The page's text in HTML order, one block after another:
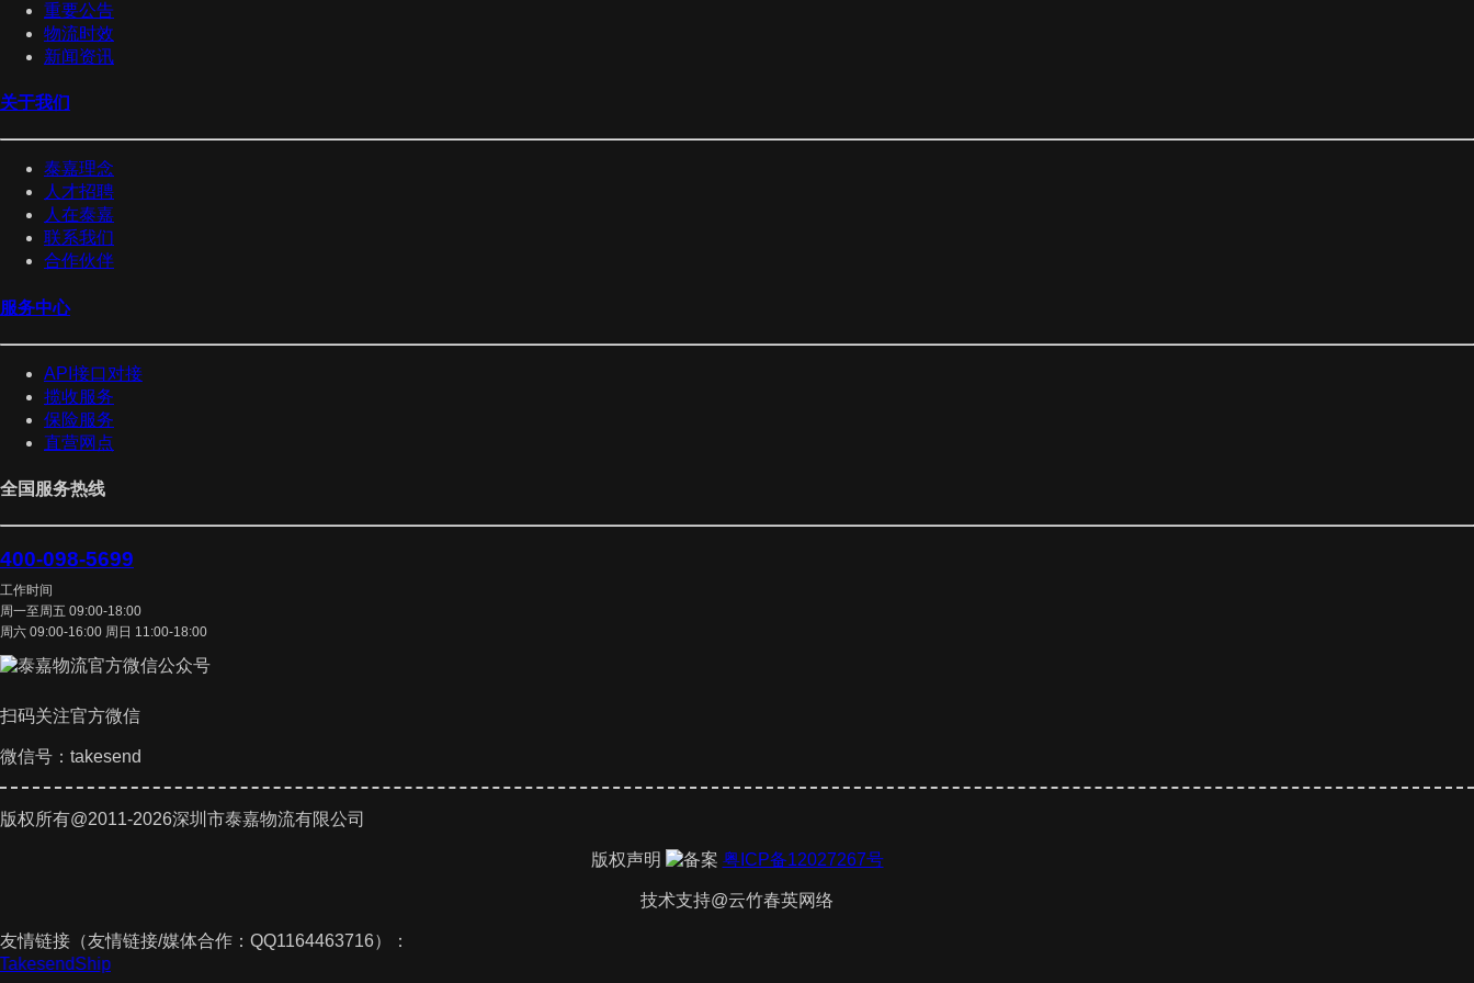
重要公告
物流时效
新闻资讯
关于我们
泰嘉理念
人才招聘
人在泰嘉
联系我们
合作伙伴
服务中心
API接口对接
揽收服务
保险服务
直营网点
全国服务热线
400-098-5699
工作时间
周一至周五 09:00-18:00
周六 09:00-16:00 周日 11:00-18:00
扫码关注官方微信
微信号：takesend
版权所有@2011-2026深圳市泰嘉物流有限公司
版权声明 粤ICP备12027267号
技术支持@云竹春英网络
友情链接（友情链接/媒体合作：QQ1164463716）：
TakesendShip